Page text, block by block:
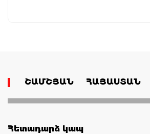
ՇԱՄՇՅԱՆ ՀԱՅԱՍՏԱՆ
Հետադարձ կապ